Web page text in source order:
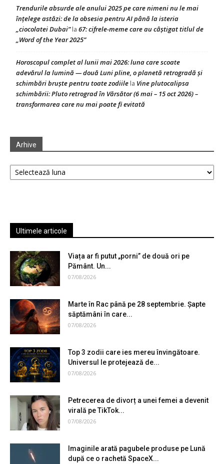
Trendurile absurde ale anului 2025 pe care nimeni nu le mai
înțelege astăzi: de la obsesia pentru AI până la isteria
„ciocolatei Dubai”la 67: cifrele-meme care au câștigat titlul de
„Word of the Year 2025”
Horoscopul complet al lunii mai 2026: luna care scoate
adevărul la lumină — două Luni pline, o planetă retrogradă și
schimbări bruște pentru toate zodiile la Vine plutocalipsa
schimbării: Pluto retrograd în Vărsător (6 mai – 15 oct 2026) –
transformarea care nu mai poate fi evitată
Arhive
Arhive
Ultimele articole
Viața ar fi putut „porni” de două ori pe
Pământ. Un...
07/08/2026
Marte în Rac până pe 28 septembrie. Șapte
săptămâni în care...
07/08/2026
Top 3 zodii care ies mereu învingătoare.
Universul le protejează de...
07/08/2026
Petrecerea de divorț a unei femei a devenit
virală pe TikTok...
07/08/2026
Imaginile arată pagubele produse pe Lună
după ce o rachetă SpaceX...